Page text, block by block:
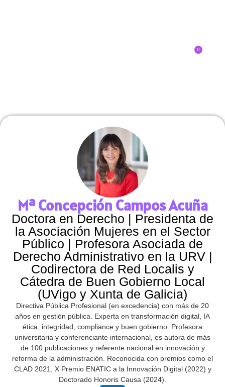
0
Mª Concepción Campos Acuña
Doctora en Derecho | Presidenta de
la Asociación Mujeres en el Sector
Público | Profesora Asociada de
Derecho Administrativo en la URV |
Codirectora de Red Localis y
Cátedra de Buen Gobierno Local
(UVigo y Xunta de Galicia)
Directiva Pública Profesional (en excedencia) con más de 20
años en gestión pública. Experta en transformación digital, IA
ética, integridad, compliance y buen gobierno. Profesora
universitaria y conferenciante internacional, es autora de más
de 100 publicaciones y referente nacional en innovación y
reforma de la administración. Reconocida con premios como el
CLAD 2021, X Premio ENATIC a la Innovación Digital (2022) y
Doctorado Honoris Causa (2024).